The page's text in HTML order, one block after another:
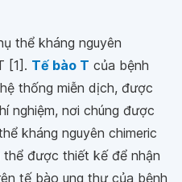
thể kháng nguyên
[1]. Tế bào T của bệnh
thống miễn dịch, được
nghiệm, nơi chúng được
kháng nguyên chimeric
được thiết kế để nhận
tế bào ung thư của bệnh